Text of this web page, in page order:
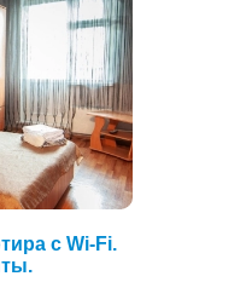
с Wi-Fi.